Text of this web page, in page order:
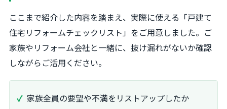
ここまで紹介した内容を踏まえ、実際に使える「戸建て
住宅リフォームチェックリスト」をご用意しました。ご
家族やリフォーム会社と一緒に、抜け漏れがないか確認
しながらご活用ください。
家族全員の要望や不満をリストアップしたか